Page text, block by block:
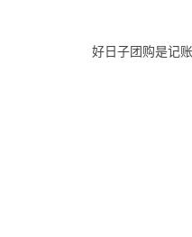
好日子团购是记